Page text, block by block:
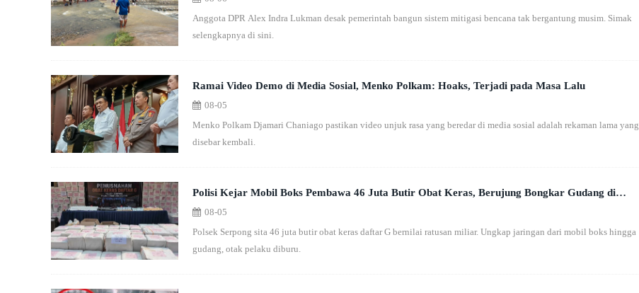
Anggota DPR Alex Indra Lukman desak pemerintah bangun sistem mitigasi bencana tak bergantung musim. Simak
selengkapnya di sini.
Ramai Video Demo di Media Sosial, Menko Polkam: Hoaks, Terjadi pada Masa Lalu
08-05
Menko Polkam Djamari Chaniago pastikan video unjuk rasa yang beredar di media sosial adalah rekaman lama yang
disebar kembali.
Polisi Kejar Mobil Boks Pembawa 46 Juta Butir Obat Keras, Berujung Bongkar Gudang di
Jaktim
08-05
Polsek Serpong sita 46 juta butir obat keras daftar G bernilai ratusan miliar. Ungkap jaringan dari mobil boks hingga
gudang, otak pelaku diburu.